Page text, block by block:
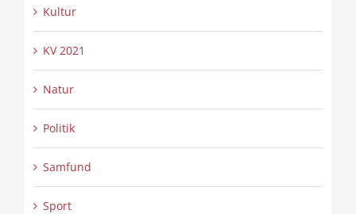
Kultur
KV 2021
Natur
Politik
Samfund
Sport